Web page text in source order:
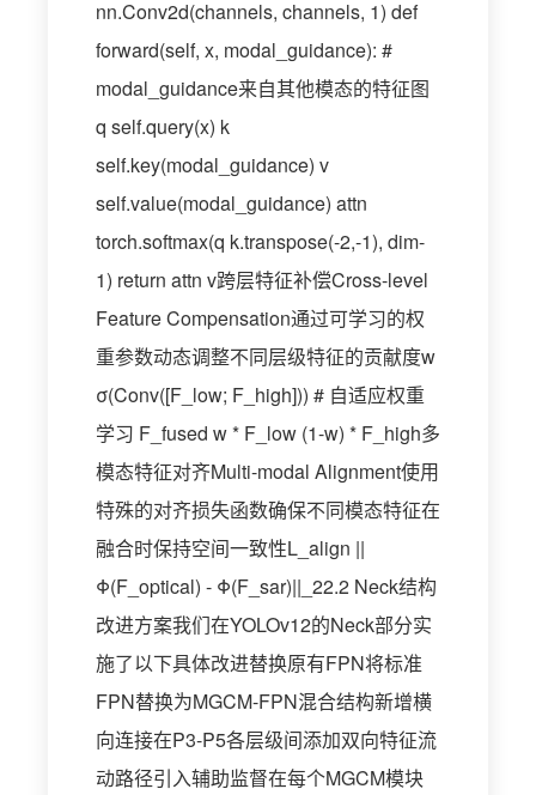
nn.Conv2d(channels, channels, 1) def
forward(self, x, modal_guidance): #
modal_guidance来自其他模态的特征图
q self.query(x) k
self.key(modal_guidance) v
self.value(modal_guidance) attn
torch.softmax(q k.transpose(-2,-1), dim-
1) return attn v跨层特征补偿Cross-level
Feature Compensation通过可学习的权
重参数动态调整不同层级特征的贡献度w
σ(Conv([F_low; F_high])) # 自适应权重
学习 F_fused w * F_low (1-w) * F_high多
模态特征对齐Multi-modal Alignment使用
特殊的对齐损失函数确保不同模态特征在
融合时保持空间一致性L_align ||
Φ(F_optical) - Φ(F_sar)||_22.2 Neck结构
改进方案我们在YOLOv12的Neck部分实
施了以下具体改进替换原有FPN将标准
FPN替换为MGCM-FPN混合结构新增横
向连接在P3-P5各层级间添加双向特征流
动路径引入辅助监督在每个MGCM模块